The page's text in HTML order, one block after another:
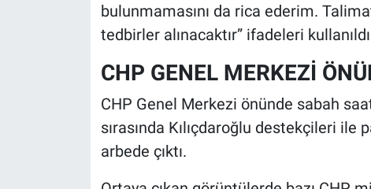
bulunmamasını da rica ederim.
tedbirler alınacaktır” ifadeleri
CHP GENEL MERKEZİ
CHP Genel Merkezi önünde sabah
sırasında Kılıçdaroğlu destekçileri ile
arbede çıktı.